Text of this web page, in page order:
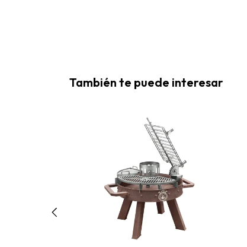
También te puede interesar